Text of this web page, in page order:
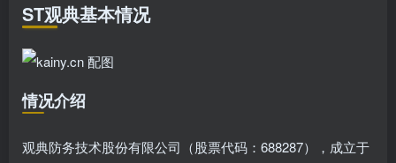
ST观典基本情况
情况介绍
观典防务技术股份有限公司（股票代码：688287），成立于